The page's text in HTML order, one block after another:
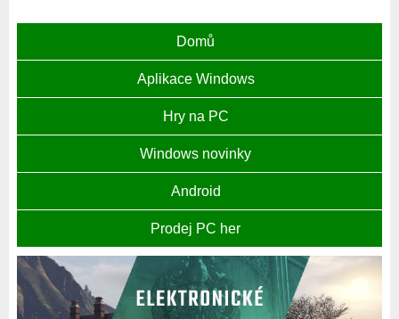
Domů
Aplikace Windows
Hry na PC
Windows novinky
Android
Prodej PC her